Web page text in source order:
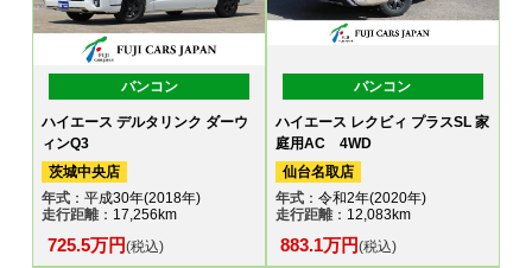
バンコン
ハイエース デルタリンク ダーウ
ィンQ3
茨城中央店
年式 ：平成30年(2018年)
走行距離：17,256km
725.5万円(税込)
バンコン
ハイエース レクビィ プラスSL 家
庭用AC 4WD
仙台名取店
年式：令和2年(2020年)
走行距離：12,083km
883.1万円(税込)